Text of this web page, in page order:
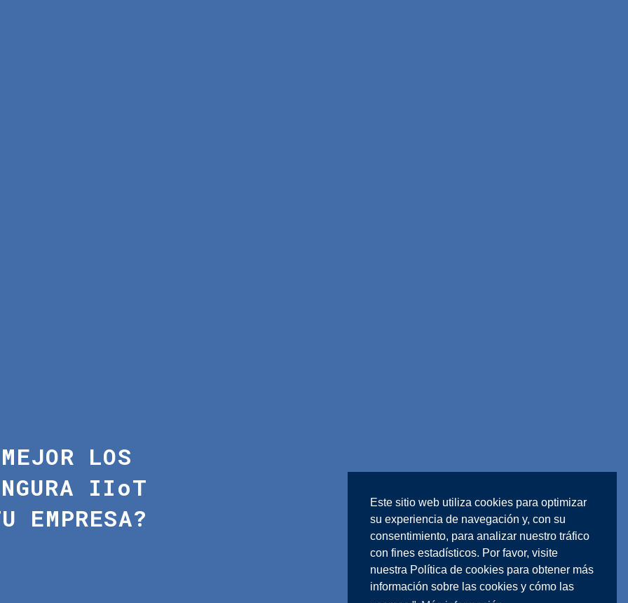
Este sitio web utiliza cookies para optimizar
su experiencia de navegación y, con su
consentimiento, para analizar nuestro tráfico
con fines estadísticos. Por favor, visite
nuestra Política de cookies para obtener más
información sobre las cookies y cómo las
LOS
IIoT
EMPRESA?